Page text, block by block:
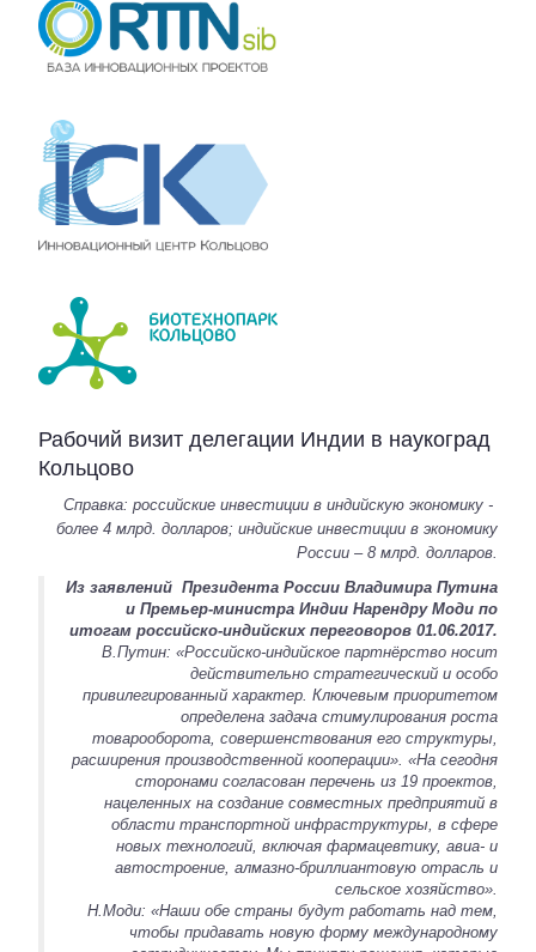
Рабочий визит делегации Индии в наукоград
Кольцово
Справка: российские инвестиции в индийскую экономику -
более 4 млрд. долларов; индийские инвестиции в экономику
России – 8 млрд. долларов.
Из заявлений Президента России Владимира Путина
и Премьер-министра Индии Нарендру Моди по
итогам российско-индийских переговоров 01.06.2017.
В.Путин: «Российско-индийское партнёрство носит
действительно стратегический и особо
привилегированный характер. Ключевым приоритетом
определена задача стимулирования роста
товарооборота, совершенствования его структуры,
расширения производственной кооперации». «На сегодня
сторонами согласован перечень из 19 проектов,
нацеленных на создание совместных предприятий в
области транспортной инфраструктуры, в сфере
новых технологий, включая фармацевтику, авиа- и
автостроение, алмазно-бриллиантовую отрасль и
сельское хозяйство».
Н.Моди: «Наши обе страны будут работать над тем,
чтобы придавать новую форму международному